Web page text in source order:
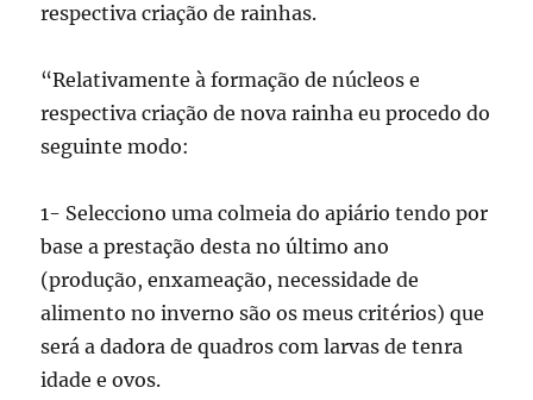
respectiva criação de rainhas.
“Relativamente à formação de núcleos e
respectiva criação de nova rainha eu procedo do
seguinte modo:
1- Selecciono uma colmeia do apiário tendo por
base a prestação desta no último ano
(produção, enxameação, necessidade de
alimento no inverno são os meus critérios) que
será a dadora de quadros com larvas de tenra
idade e ovos.